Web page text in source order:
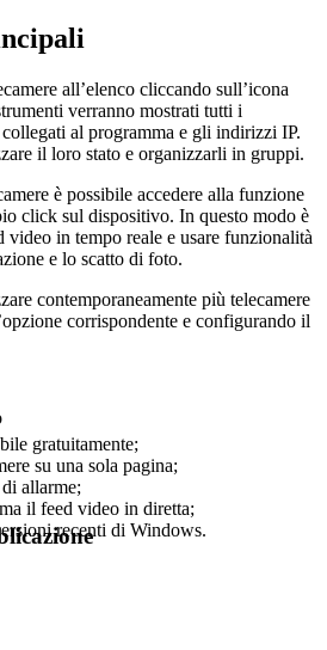
all’elenco cliccando sull’icona
verranno mostrati tutti i
al programma e gli indirizzi IP.
il loro stato e organizzarli in gruppi.
è possibile accedere alla funzione
click sul dispositivo. In questo modo è
in tempo reale e usare funzionalità
e lo scatto di foto.
contemporaneamente più telecamere
corrispondente e configurando il
gratuitamente;
su una sola pagina;
allarme;
il feed video in diretta;
recenti di Windows.